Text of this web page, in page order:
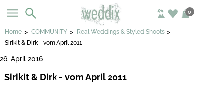
0
Home > COMMUNITY > Real Weddings & Styled Shoots >
Sirikit & Dirk - vom April 2011
26. April 2016
Sirikit & Dirk - vom April 2011